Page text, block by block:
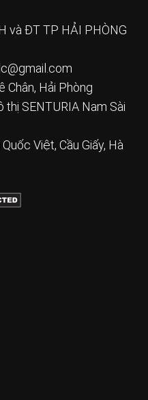
và ĐT TP HẢI PHÒNG
Chân, Hải Phòng
thị SENTURIA Nam Sài
Việt, Cầu Giấy, Hà